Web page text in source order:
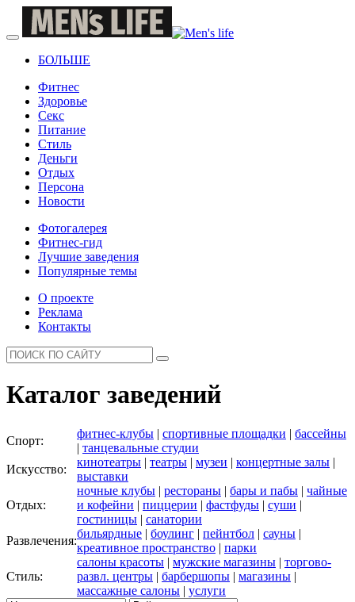
БОЛЬШЕ
Фитнес
Здоровье
Секс
Питание
Стиль
Деньги
Отдых
Персона
Новости
Фотогалерея
Фитнес-гид
Лучшие заведения
Популярные темы
О проекте
Реклама
Контакты
Каталог заведений
Спорт:
фитнес-клубы | спортивные площадки | бассейны
| танцевальные студии
Искусство:
кинотеатры | театры | музеи | концертные залы |
выставки
Отдых:
ночные клубы | рестораны | бары и пабы | чайные
и кофейни | пиццерии | фастфуды | суши |
гостиницы | санатории
Развлечения:
бильярдные | боулинг | пейнтбол | сауны |
креативное пространство | парки
Стиль:
салоны красоты | мужские магазины | торгово-
развл. центры | барбершопы | магазины |
массажные салоны | услуги